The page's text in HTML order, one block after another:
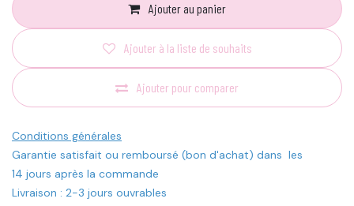
Ajouter au panier
Ajouter pour comparer
Ajouter à la liste de souhaits
Conditions générales
Garantie satisfait ou remboursé (bon d'achat) dans les
14 jours après la commande
Livraison : 2-3 jours ouvrables